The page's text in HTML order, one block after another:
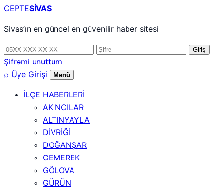
CEPTESİVAS
Sivas’ın en güncel en güvenilir haber sitesi
Telefon
numarası
Şifre Giriş
Şifremi unuttum
⌕ Üye Girişi Menü
İLÇE HABERLERİ
AKINCILAR
ALTINYAYLA
DİVRİĞİ
DOĞANŞAR
GEMEREK
GÖLOVA
GÜRÜN